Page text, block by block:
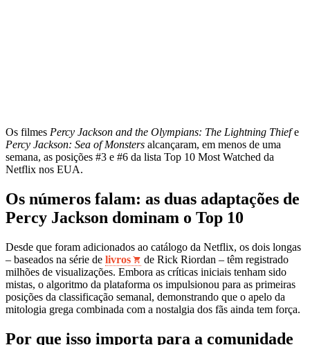
Os filmes Percy Jackson and the Olympians: The Lightning Thiefe
Percy Jackson: Sea of Monsters alcançaram, em menos de uma
semana, as posições #3 e #6 da lista Top 10 Most Watched da
Netflix nos EUA.
Os números falam: as duas adaptações de
Percy Jackson dominam o Top 10
Desde que foram adicionados ao catálogo da Netflix, os dois longas
– baseados na série de livros
de Rick Riordan – têm registrado
milhões de visualizações. Embora as críticas iniciais tenham sido
mistas, o algoritmo da plataforma os impulsionou para as primeiras
posições da classificação semanal, demonstrando que o apelo da
mitologia grega combinada com a nostalgia dos fãs ainda tem força.
Por que isso importa para a comunidade